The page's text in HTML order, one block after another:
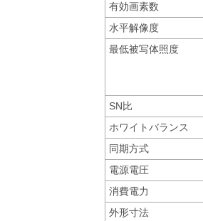
有効画素数
水平解像度
最低被写体照度
SN比
ホワイトバランス
同期方式
電源電圧
消費電力
外形寸法